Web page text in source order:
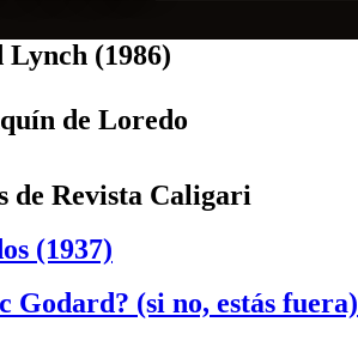
Lynch (1986)
de Loredo
de Revista Caligari
(1937)
Godard? (si no, estás fuera)